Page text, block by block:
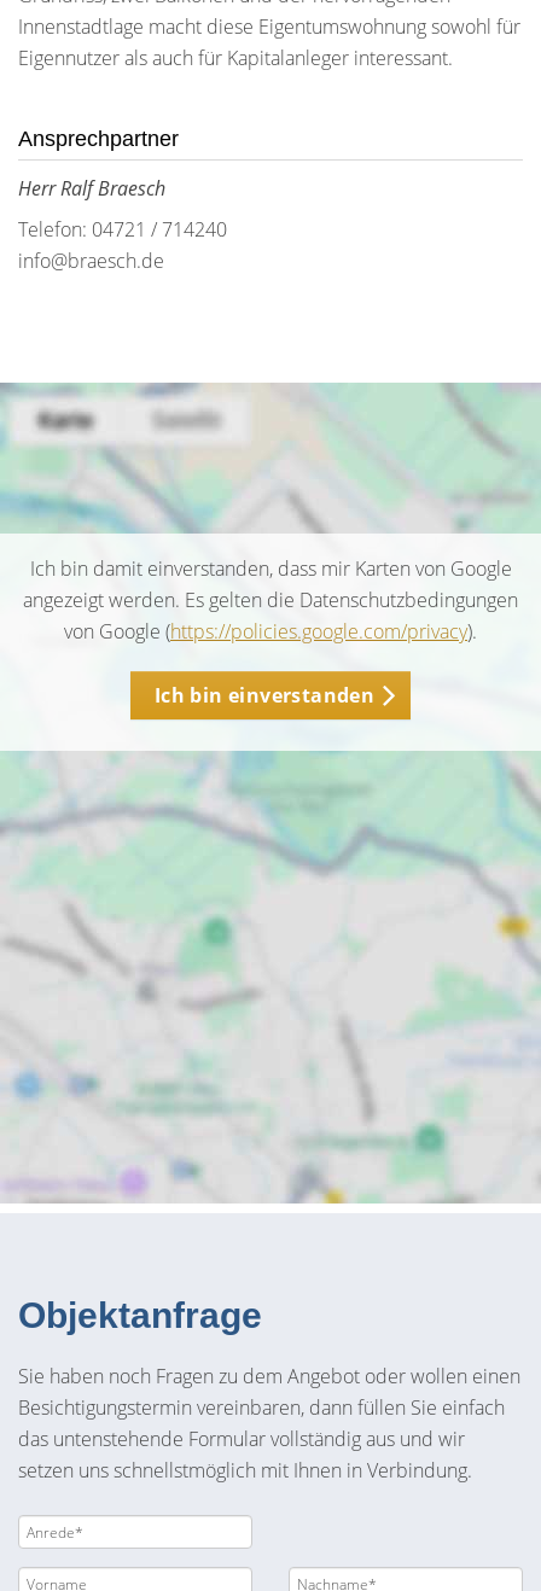
Innenstadtlage macht diese Eigentumswohnung sowohl für
Eigennutzer als auch für Kapitalanleger interessant.
Ansprechpartner
Herr Ralf Braesch
Telefon: 04721 / 714240
info@braesch.de
Ich bin damit einverstanden, dass mir Karten von Google
angezeigt werden. Es gelten die Datenschutzbedingungen
von Google (https://policies.google.com/privacy).
Ich bin einverstanden
Objektanfrage
Sie haben noch Fragen zu dem Angebot oder wollen einen
Besichtigungstermin vereinbaren, dann füllen Sie einfach
das untenstehende Formular vollständig aus und wir
setzen uns schnellstmöglich mit Ihnen in Verbindung.